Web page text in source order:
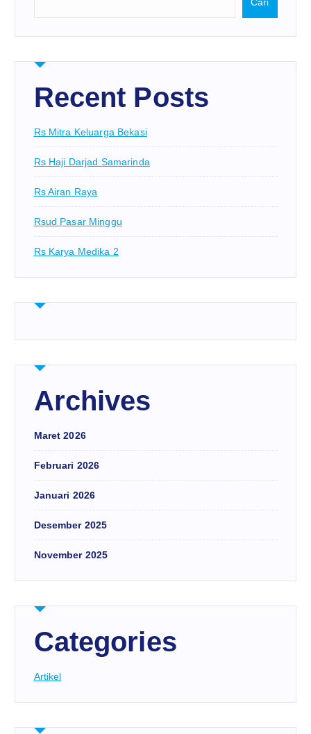
Recent Posts
Rs Mitra Keluarga Bekasi
Rs Haji Darjad Samarinda
Rs Airan Raya
Rsud Pasar Minggu
Rs Karya Medika 2
Archives
Maret 2026
Februari 2026
Januari 2026
Desember 2025
November 2025
Categories
Artikel